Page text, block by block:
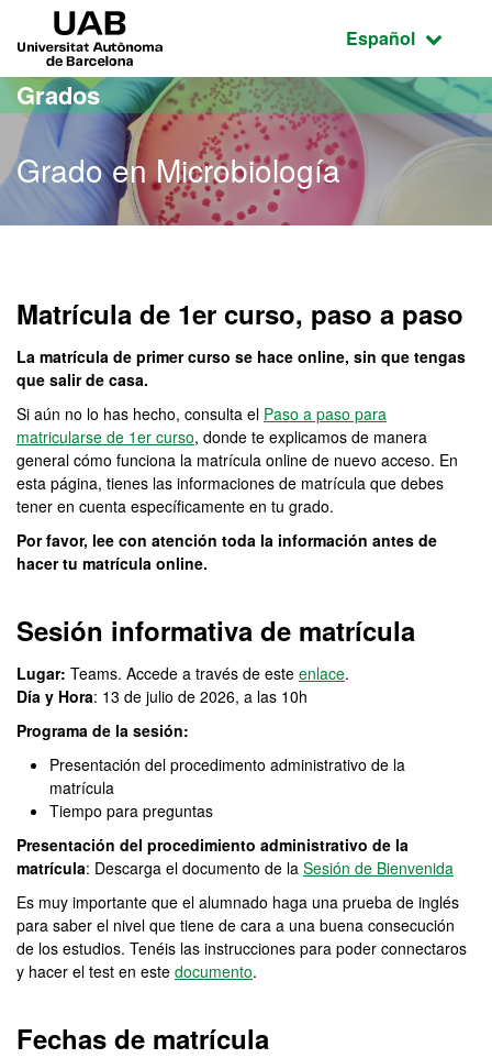
Acceso al contenido principal
Acceso a la navegación de la página
Idioma
Español
Grados
Grado en Microbiología
Matrícula de 1er curso, paso a paso
La matrícula de primer curso se hace online, sin que tengas
que salir de casa.
Si aún no lo has hecho, consulta el Paso a paso para
matricularse de 1er curso, donde te explicamos de manera
general cómo funciona la matrícula online de nuevo acceso. En
esta página, tienes las informaciones de matrícula que debes
tener en cuenta específicamente en tu grado.
Por favor, lee con atención toda la información antes de
hacer tu matrícula online.
Sesión informativa de matrícula
Lugar: Teams. Accede a través de este enlace.
Día y Hora: 13 de julio de 2026, a las 10h
Programa de la sesión:
Presentación del procedimento administrativo de la
matrícula
Tiempo para preguntas
Presentación del procedimiento administrativo de la
matrícula: Descarga el documento de la Sesión de Bienvenida
Es muy importante que el alumnado haga una prueba de inglés
para saber el nivel que tiene de cara a una buena consecución
de los estudios. Tenéis las instrucciones para poder connectaros
y hacer el test en este documento.
Fechas de matrícula